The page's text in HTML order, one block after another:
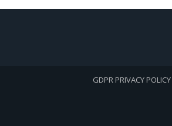
GDPR PRIVACY POLICY